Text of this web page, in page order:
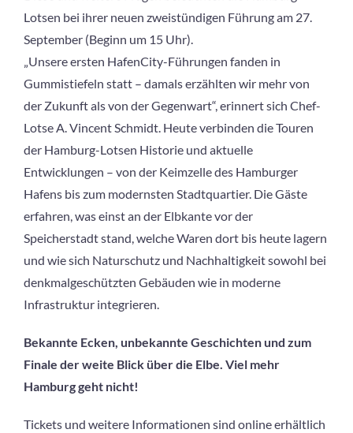
Lotsen bei ihrer neuen zweistündigen Führung am 27.
September (Beginn um 15 Uhr).
„Unsere ersten HafenCity-Führungen fanden in
Gummistiefeln statt – damals erzählten wir mehr von
der Zukunft als von der Gegenwart“, erinnert sich Chef-
Lotse A. Vincent Schmidt. Heute verbinden die Touren
der Hamburg-Lotsen Historie und aktuelle
Entwicklungen – von der Keimzelle des Hamburger
Hafens bis zum modernsten Stadtquartier. Die Gäste
erfahren, was einst an der Elbkante vor der
Speicherstadt stand, welche Waren dort bis heute lagern
und wie sich Naturschutz und Nachhaltigkeit sowohl bei
denkmalgeschützten Gebäuden wie in moderne
Infrastruktur integrieren.
Bekannte Ecken, unbekannte Geschichten und zum
Finale der weite Blick über die Elbe. Viel mehr
Hamburg geht nicht!
Tickets und weitere Informationen sind online erhältlich